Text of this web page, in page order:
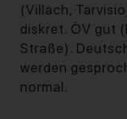
(Villach,
diskret. ÖV gut
Straße).
werden
normal.